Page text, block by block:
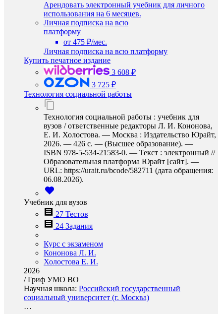
Арендовать электронный учебник для личного
использования на 6 месяцев.
Личная подписка на всю
платформу
от 475 ₽/мес.
Личная подписка на всю платформу
Купить печатное издание
3 608 ₽
3 725 ₽
Технология социальной работы
Технология социальной работы : учебник для
вузов / ответственные редакторы Л. И. Кононова,
Е. И. Холостова. — Москва : Издательство Юрайт,
2026. — 426 с. — (Высшее образование). —
ISBN 978-5-534-21583-0. — Текст : электронный //
Образовательная платформа Юрайт [сайт]. —
URL: https://urait.ru/bcode/582711 (дата обращения:
06.08.2026).
Учебник для вузов
27 Тестов
24 Задания
Курс с экзаменом
Кононова Л. И.
Холостова Е. И.
2026
/Гриф УМО ВО
Научная школа: Российский государственный
социальный университет (г. Москва)
…